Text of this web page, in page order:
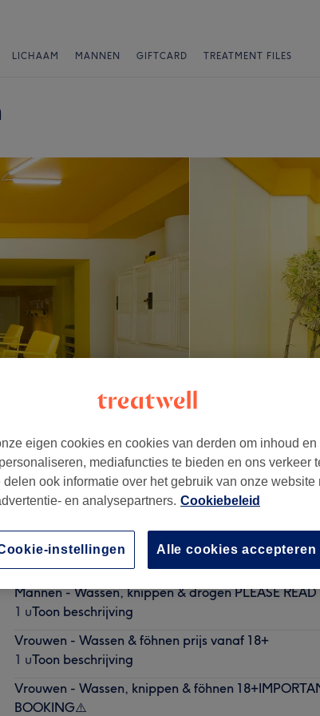
LICHAAM MANNEN GIFTCARD TREATMENT FILES
Vrouwen - Wassen, knippen & drogen - PLEASE
Mannen - Wassen, knippen & drogen PLEASE READ
1 uToon beschrijving
Vrouwen - Wassen & föhnen prijs vanaf 18+
1 uToon beschrijving
Vrouwen - Wassen, knippen & föhnen
BOOKING⚠️
eigen cookies en cookies van derden om inhoud en
mediafuncties te bieden en ons verkeer
ook informatie over het gebruik van onze website
en analysepartners. Cookiebeleid
Alle cookies accepteren
instellingen